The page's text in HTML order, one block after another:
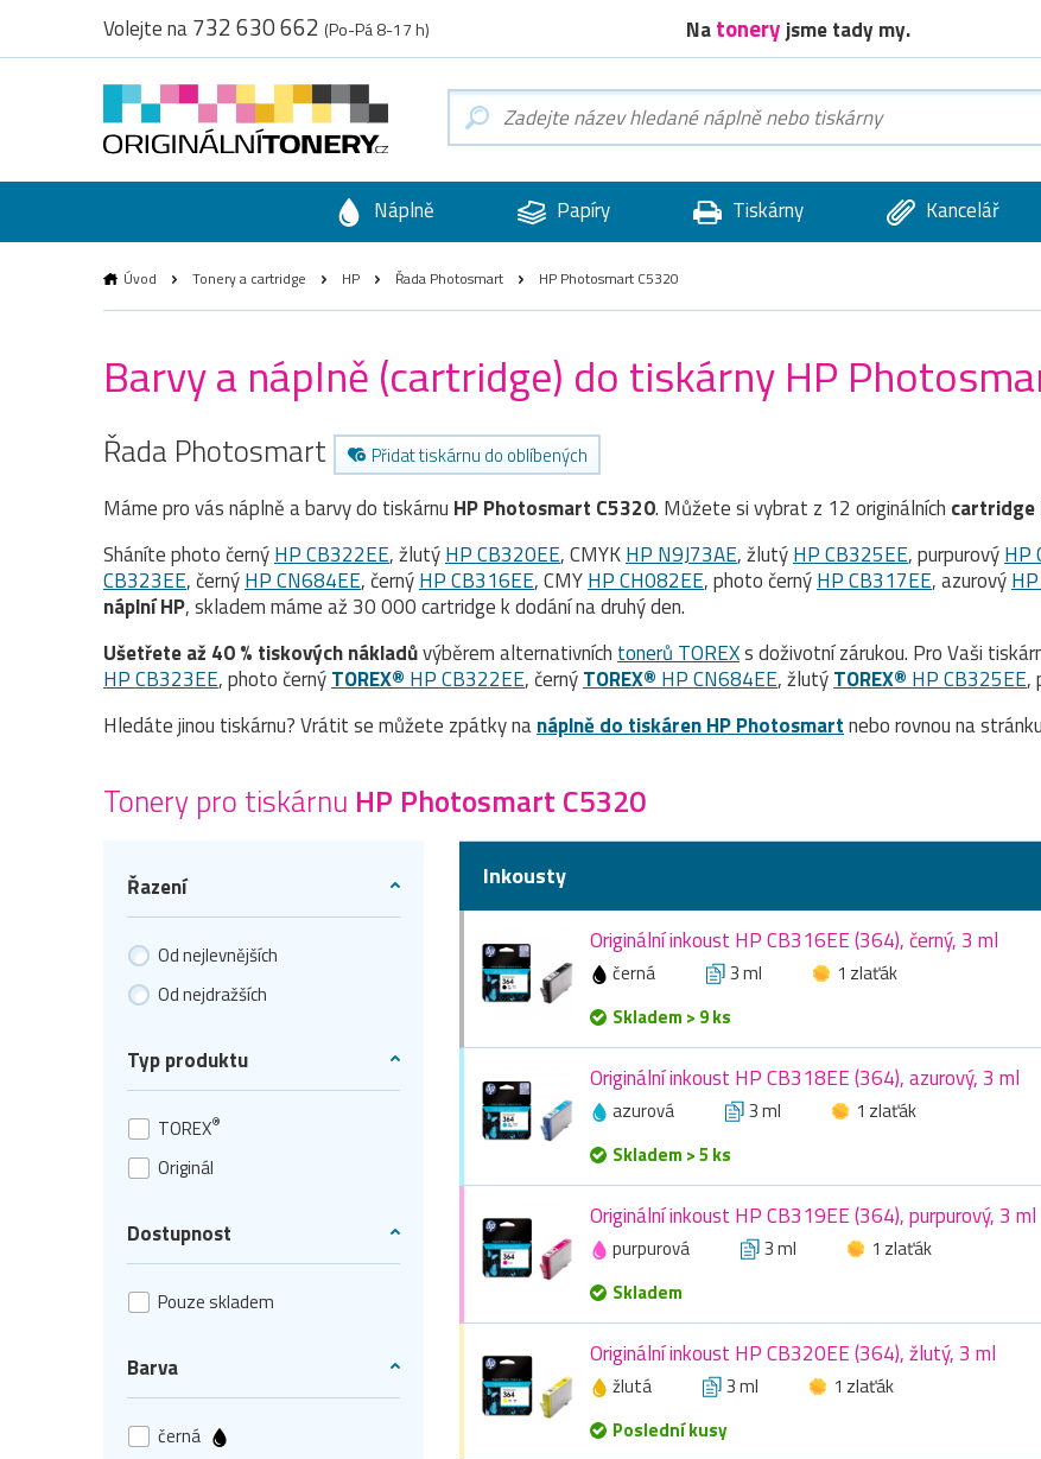
Volejte na732 630 662 (Po-Pá 8-17 h) Natoneryjsme tady my.
Náplně Papíry Tiskárny Kancelář
Úvod Tonery a cartridge HP Řada Photosmart HP Photosmart C5320
Barvy a náplně (cartridge) do tiskárny HP
Řada Photosmart Přidat tiskárnu do oblíbených
Máme pro vás náplně a barvy do tiskárnu HP Photosmart C5320. Můžete si vybrat z 12 originálních cartridge
Sháníte photo černýHP CB322EE, žlutýHP CB320EE, CMYKHP N9J73AE, žlutýHP CB325EE, purpurovýHP
CB323EE, černýHP CN684EE, černýHP CB316EE, CMYHP CH082EE, photo černýHP CB317EE, azurový
náplní HP, skladem máme až 30 000 cartridge k dodání na druhý den.
Ušetřete až 40 % tiskových nákladůvýběrem alternativních tonerů TOREXs doživotní zárukou. Pro Vaši
HP CB323EE, photo černýTOREX® HP CB322EE, černýTOREX® HP CN684EE, žlutýTOREX® HP CB325EE,
Hledáte jinou tiskárnu? Vrátit se můžete zpátky nanáplně do tiskáren HP Photosmartnebo rovnou na stránku
Tonery pro tiskárnu HP Photosmart C5320
Řazení
Od nejlevnějších
Od nejdražších
Typ produktu
TOREX®
Originál
Dostupnost
Pouze skladem
Barva
černá
Inkousty
Originální inkoust HP CB316EE (364), černý, 3 ml
černá 3 ml
1 zlaťák
Skladem > 9 ks
Originální inkoust HP CB318EE (364), azurový, 3 ml
azurová 3 ml
1 zlaťák
Skladem > 5 ks
Originální inkoust HP CB319EE (364), purpurový, 3 ml
purpurová 3 ml
1 zlaťák
Skladem
Originální inkoust HP CB320EE (364), žlutý, 3 ml
žlutá 3 ml
1 zlaťák
Poslední kusy